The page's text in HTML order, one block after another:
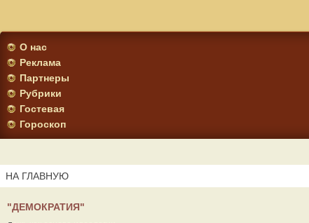
О нас
Реклама
Партнеры
Рубрики
Гостевая
Гороскоп
НА ГЛАВНУЮ
"ДЕМОКРАТИЯ"